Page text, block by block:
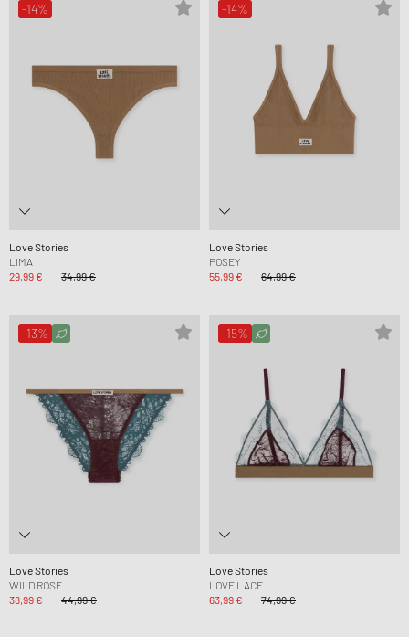
-14%
Love Stories
LIMA
29,99 €
34,99 €
-14%
Love Stories
POSEY
55,99 €
64,99 €
-13%
Love Stories
WILD ROSE
38,99 €
44,99 €
-15%
Love Stories
LOVE LACE
63,99 €
74,99 €